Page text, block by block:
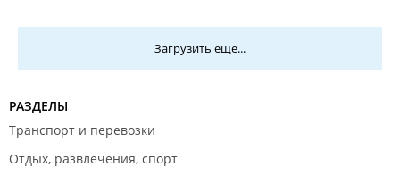
Загрузить еще...
РАЗДЕЛЫ
Транспорт и перевозки
Отдых, развлечения, спорт